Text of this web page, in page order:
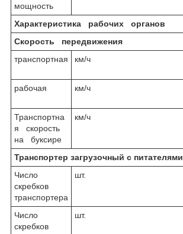
мощность
Характеристика рабочих органов
Скорость передвижения
транспортная
км/ч
рабочая
км/ч
Транспортна
я скорость
на буксире
км/ч
Транспортер загрузочный с питателями
Число
скребков
транспортера
шт.
Число
скребков
шт.